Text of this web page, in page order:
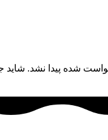
شده پیدا نشد.